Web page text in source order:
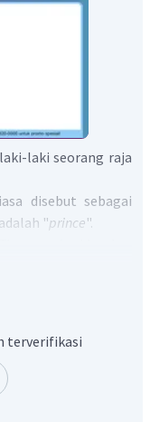
laki seorang raja
disebut sebagai
"prince".
terverifikasi